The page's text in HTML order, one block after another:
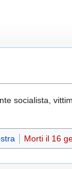
socialista,
Morti il 16